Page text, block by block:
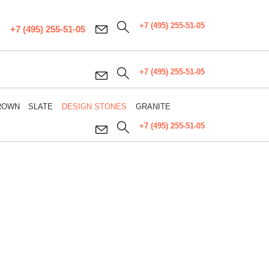
SLATE DESIGN STONES GRANITE
+7 (495) 255-51-05
+7 (495) 255-51-05
+7 (495) 255-51-05 +7 (495) 255-51-05